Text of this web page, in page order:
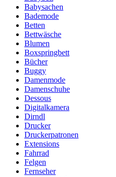
Babysachen
Bademode
Betten
Bettwäsche
Blumen
Boxspringbett
Bücher
Buggy
Damenmode
Damenschuhe
Dessous
Digitalkamera
Dirndl
Drucker
Druckerpatronen
Extensions
Fahrrad
Felgen
Fernseher